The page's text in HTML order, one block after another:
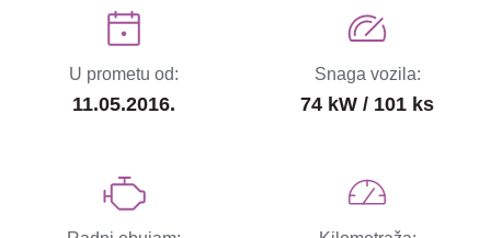
U prometu od:
11.05.2016.
Snaga vozila:
74 kW / 101 ks